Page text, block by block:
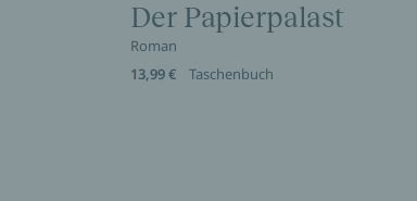
Der Papierpalast
Roman
13,99 €
Taschenbuch